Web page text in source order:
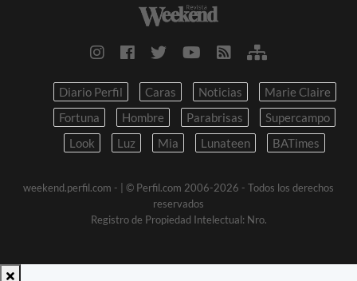
Diario Perfil Caras Noticias
Marie Claire
Fortuna
Hombre Parabrisas
Supercampo
Look
Luz Mia Lunateen BATimes
weekend.perfil.com -
| © Perfil.com 2006-2026 - Todos los derechos
reservados
Registro de Propiedad Intelectual: Nro.